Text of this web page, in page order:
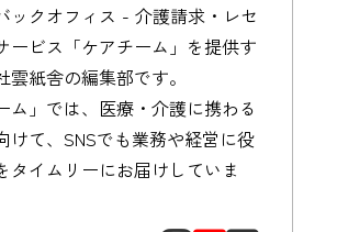
ックオフィス - 介護請求・レセ
ービス「ケアチーム」を提供す
雲紙舎の編集部です。
ム」では、医療・介護に携わる
けて、SNSでも業務や経営に役
タイムリーにお届けしていま